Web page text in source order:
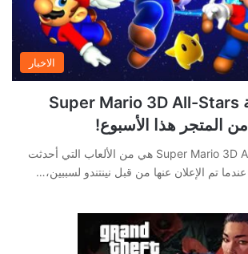
الاخبار
تنبيه: لعبة Super Mario 3D All-Stars
المتجر هذا الأسبوع!
لعبة Super Mario 3D All-Stars هي من الألعاب التي أحدثت
تم الإعلان عنها من قبل نينتندو لسببين،…